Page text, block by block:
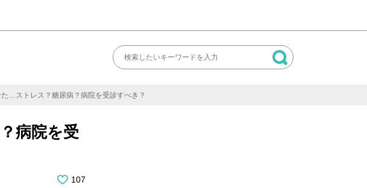
…ストレス？糖尿病？病院を受診すべき？
病院を受
107